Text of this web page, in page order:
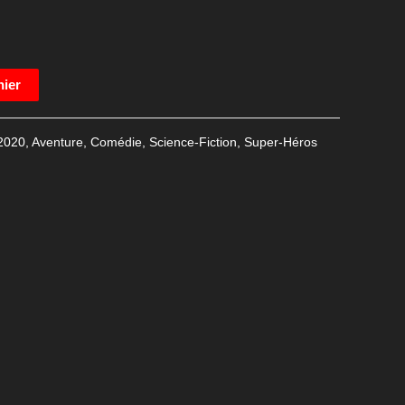
Aventure Comédie Science-Fiction Super-Héros